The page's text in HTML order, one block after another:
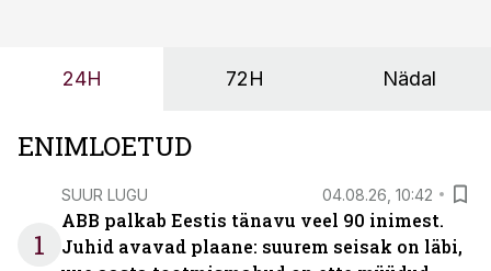
24H 72H Nädal
ENIMLOETUD
1
SUUR LUGU 04.08.26, 10:42
ABB palkab Eestis tänavu veel 90 inimest.
Juhid avavad plaane: suurem seisak on läbi,